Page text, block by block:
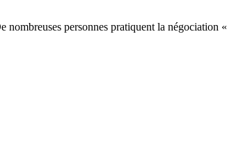
personnes pratiquent la négociation